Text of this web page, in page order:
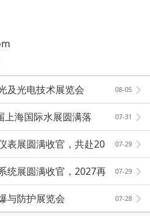
08-05
及光电技术展览会
07-31
上海国际水展圆满落
07-29
表展圆满收官，共赴20
07-29
统展圆满收官，2027再
07-28
与防护展览会